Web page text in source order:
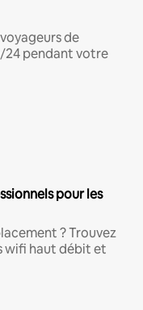
de
24 pendant votre
pour les
? Trouvez
wifi haut débit et